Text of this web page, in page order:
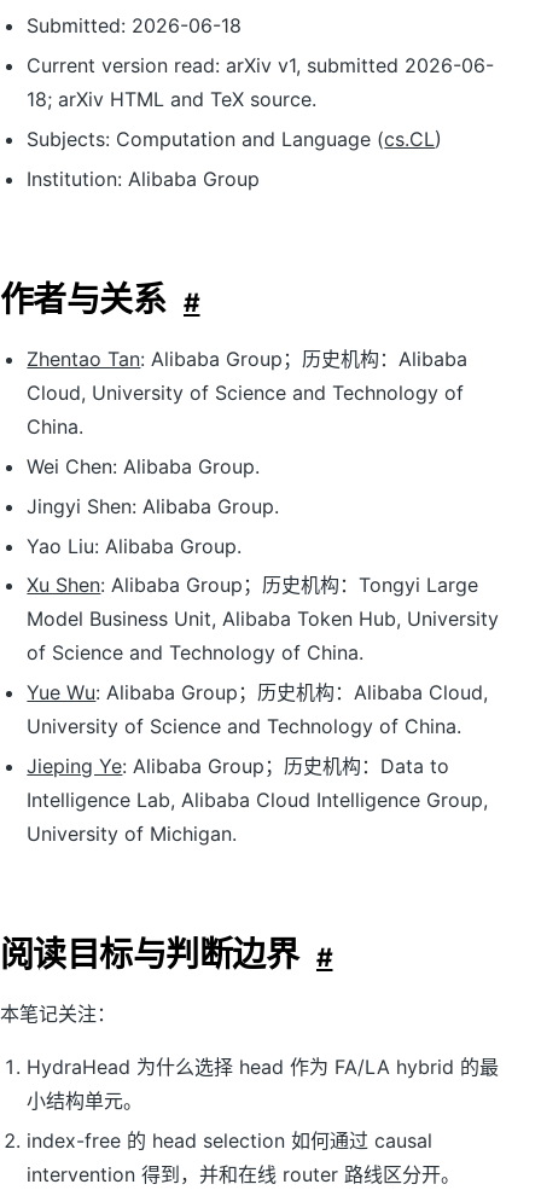
Submitted: 2026-06-18
Current version read: arXiv v1, submitted 2026-06-
18; arXiv HTML and TeX source.
Subjects: Computation and Language (cs.CL)
Institution: Alibaba Group
作者与关系 #
Zhentao Tan: Alibaba Group；历史机构：Alibaba
Cloud, University of Science and Technology of
China.
Wei Chen: Alibaba Group.
Jingyi Shen: Alibaba Group.
Yao Liu: Alibaba Group.
Xu Shen: Alibaba Group；历史机构：Tongyi Large
Model Business Unit, Alibaba Token Hub, University
of Science and Technology of China.
Yue Wu: Alibaba Group；历史机构：Alibaba Cloud,
University of Science and Technology of China.
Jieping Ye: Alibaba Group；历史机构：Data to
Intelligence Lab, Alibaba Cloud Intelligence Group,
University of Michigan.
阅读目标与判断边界 #
本笔记关注：
HydraHead 为什么选择 head 作为 FA/LA hybrid 的最
小结构单元。
index-free 的 head selection 如何通过 causal
intervention 得到，并和在线 router 路线区分开。